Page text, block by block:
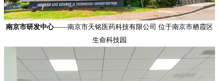
南京市研发中心——南京市天铭医药科技有限公司 位于南京市栖霞区
生命科技园